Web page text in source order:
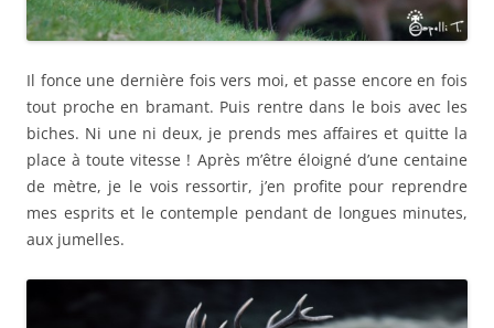
Il fonce une dernière fois vers moi, et passe encore en fois
tout proche en bramant. Puis rentre dans le bois avec les
biches. Ni une ni deux, je prends mes affaires et quitte la
place à toute vitesse ! Après m’être éloigné d’une centaine
de mètre, je le vois ressortir, j’en profite pour reprendre
mes esprits et le contemple pendant de longues minutes,
aux jumelles.